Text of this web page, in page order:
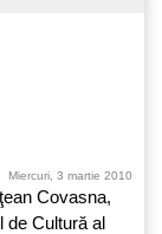
Miercuri, 3 martie 2010
Covasna,
de Cultură al